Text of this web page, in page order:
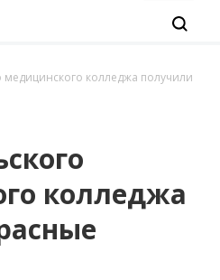
медицинского колледжа получили
колледжа